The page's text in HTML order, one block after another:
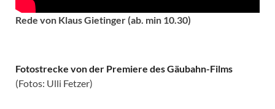
Rede von Klaus Gietinger (ab. min 10.30)
Fotostrecke von der Premiere des Gäubahn-Films
(Fotos: Ulli Fetzer)